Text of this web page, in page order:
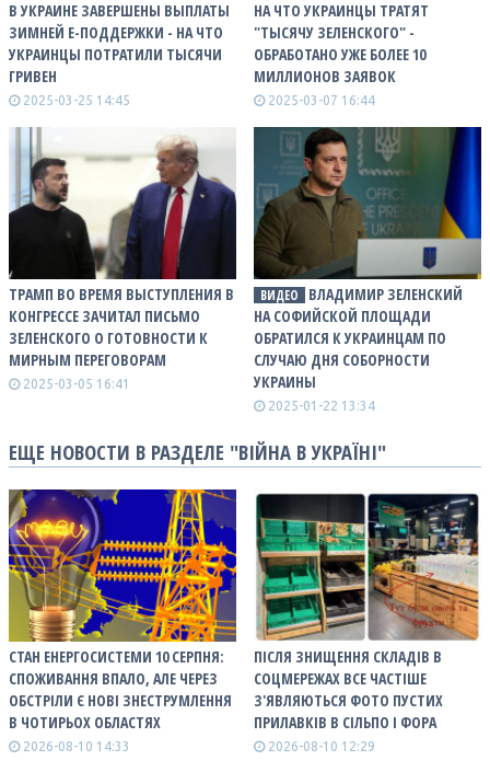
В УКРАИНЕ ЗАВЕРШЕНЫ ВЫПЛАТЫ
ЗИМНЕЙ Е-ПОДДЕРЖКИ - НА ЧТО
УКРАИНЦЫ ПОТРАТИЛИ ТЫСЯЧИ
ГРИВЕН
2025-03-25 14:45
НА ЧТО УКРАИНЦЫ ТРАТЯТ
"ТЫСЯЧУ ЗЕЛЕНСКОГО" -
ОБРАБОТАНО УЖЕ БОЛЕЕ 10
МИЛЛИОНОВ ЗАЯВОК
2025-03-07 16:44
ТРАМП ВО ВРЕМЯ ВЫСТУПЛЕНИЯ В
КОНГРЕССЕ ЗАЧИТАЛ ПИСЬМО
ЗЕЛЕНСКОГО О ГОТОВНОСТИ К
МИРНЫМ ПЕРЕГОВОРАМ
2025-03-05 16:41
ВИДЕО
ВЛАДИМИР ЗЕЛЕНСКИЙ
НА СОФИЙСКОЙ ПЛОЩАДИ
ОБРАТИЛСЯ К УКРАИНЦАМ ПО
СЛУЧАЮ ДНЯ СОБОРНОСТИ
УКРАИНЫ
2025-01-22 13:34
ЕЩЕ НОВОСТИ В РАЗДЕЛЕ "ВІЙНА В УКРАЇНІ"
СТАН ЕНЕРГОСИСТЕМИ 10 СЕРПНЯ:
СПОЖИВАННЯ ВПАЛО, АЛЕ ЧЕРЕЗ
ОБСТРІЛИ Є НОВІ ЗНЕСТРУМЛЕННЯ
В ЧОТИРЬОХ ОБЛАСТЯХ
2026-08-10 14:33
ПІСЛЯ ЗНИЩЕННЯ СКЛАДІВ В
СОЦМЕРЕЖАХ ВСЕ ЧАСТІШЕ
З'ЯВЛЯЮТЬСЯ ФОТО ПУСТИХ
ПРИЛАВКІВ В СІЛЬПО І ФОРА
2026-08-10 12:29